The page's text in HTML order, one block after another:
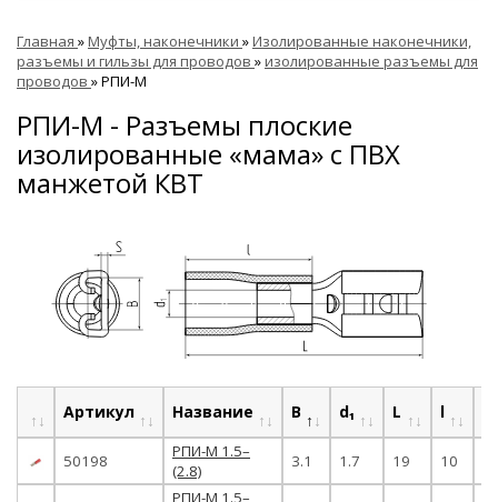
Главная »Муфты, наконечники »Изолированные наконечники,
разъемы и гильзы для проводов »изолированные разъемы для
проводов »РПИ-М
РПИ-М - Разъемы плоские
изолированные «мама» с ПВХ
манжетой КВТ
Артикул Название B d₁ L l
50198
РПИ-М 1.5–
(2.8)
3.1 1.7 19 10
РПИ-М 1.5–